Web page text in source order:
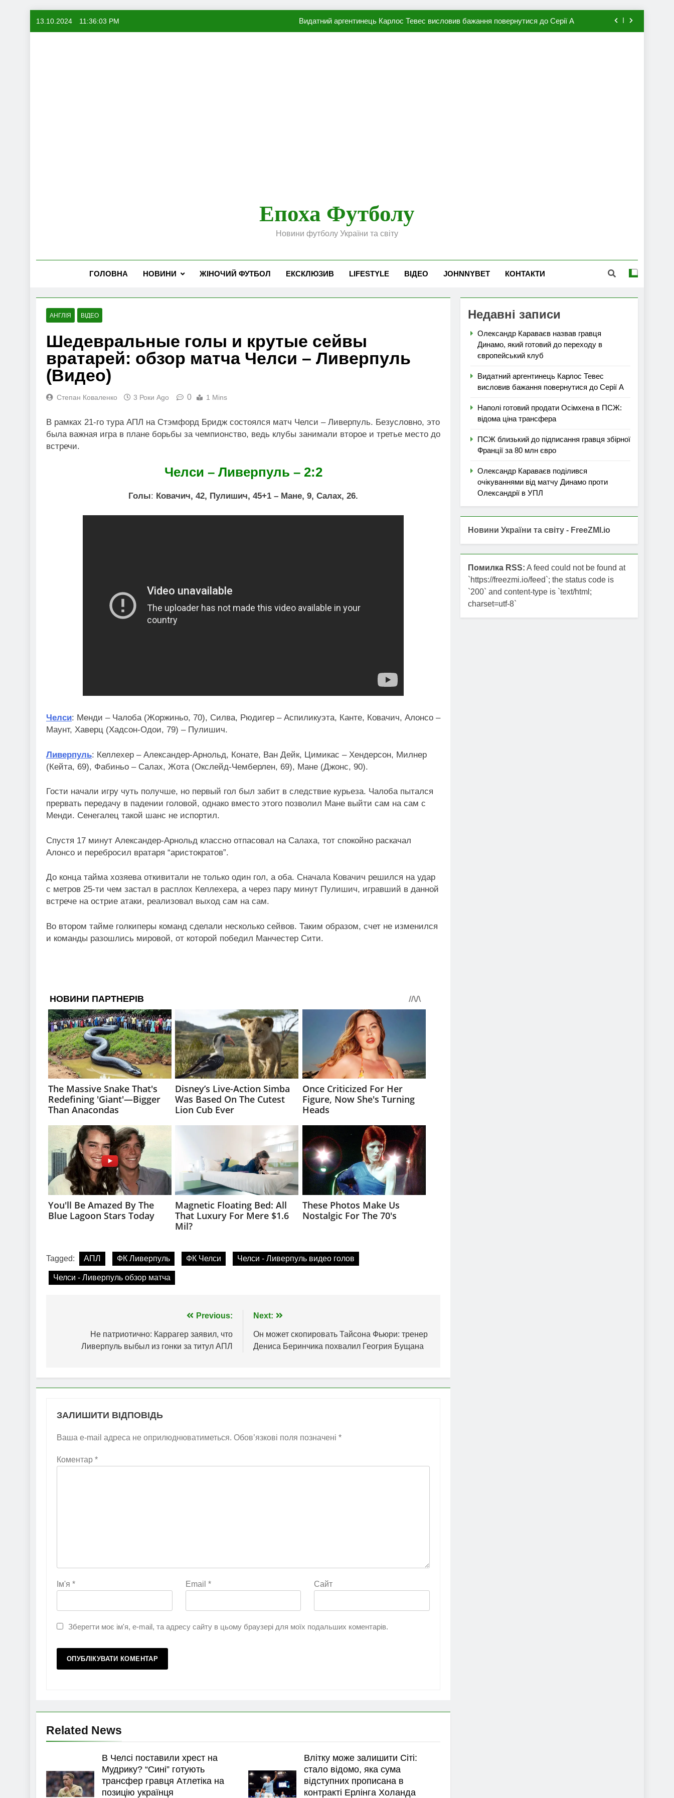
13.10.2024 11:36:04 PM Видатний аргентинець Карлос Тевес висловив бажання повернутися до Серії А
Епоха Футболу
Новини футболу України та світу
ГОЛОВНА НОВИНИ ЖІНОЧИЙ ФУТБОЛ ЕКСКЛЮЗИВ LIFESTYLE ВІДЕО JOHNNYBET КОНТАКТИ
АНГЛІЯ ВІДЕО
Шедевральные голы и крутые сейвы
вратарей: обзор матча Челси – Ливерпуль
(Видео)
Степан Коваленко 3 Роки Ago 0 1 Mins
В рамках 21-го тура АПЛ на Стэмфорд Бридж состоялся матч Челси – Ливерпуль. Безусловно, это
была важная игра в плане борьбы за чемпионство, ведь клубы занимали второе и третье место до
встречи.
Челси – Ливерпуль – 2:2
Голы: Ковачич, 42, Пулишич, 45+1 – Мане, 9, Салах, 26.
Челси: Менди – Чалоба (Жоржиньо, 70), Силва, Рюдигер – Аспиликуэта, Канте, Ковачич, Алонсо –
Маунт, Хаверц (Хадсон-Одои, 79) – Пулишич.
Ливерпуль: Келлехер – Александер-Арнольд, Конате, Ван Дейк, Цимикас – Хендерсон, Милнер
(Кейта, 69), Фабиньо – Салах, Жота (Окслейд-Чемберлен, 69), Мане (Джонс, 90).
Гости начали игру чуть получше, но первый гол был забит в следствие курьеза. Чалоба пытался
прервать передачу в падении головой, однако вместо этого позволил Мане выйти сам на сам с
Менди. Сенегалец такой шанс не испортил.
Спустя 17 минут Александер-Арнольд классно отпасовал на Салаха, тот спокойно раскачал
Алонсо и перебросил вратаря “аристократов”.
До конца тайма хозяева откивитали не только один гол, а оба. Сначала Ковачич решился на удар
с метров 25-ти чем застал в расплох Келлехера, а через пару минут Пулишич, игравший в данной
встрече на острие атаки, реализовал выход сам на сам.
Во втором тайме голкиперы команд сделали несколько сейвов. Таким образом, счет не изменился
и команды разошлись мировой, от которой победил Манчестер Сити.
Tagged: АПЛ ФК Ливерпуль ФК Челси Челси - Ливерпуль видео голов
Челси - Ливерпуль обзор матча
записів
Previous:
Не патриотично: Каррагер заявил, что
Ливерпуль выбыл из гонки за титул АПЛ
Next:
Он может скопировать Тайсона Фьюри: тренер
Дениса Беринчика похвалил Геогрия Бущана
ЗАЛИШИТИ ВІДПОВІДЬ
Ваша e-mail адреса не оприлюднюватиметься. Обов’язкові поля позначені *
Коментар *
Ім'я * Email * Сайт
Зберегти моє ім'я, e-mail, та адресу сайту в цьому браузері для моїх подальших коментарів.
Related News
В Челсі поставили хрест на
Мудрику? “Сині” готують
трансфер гравця Атлетіка на
позицію українця
Влітку може залишити Сіті:
стало відомо, яка сума
відступних прописана в
контракті Ерлінга Холанда
Недавні записи
Олександр Караваєв назвав гравця
Динамо, який готовий до переходу в
європейський клуб
Видатний аргентинець Карлос Тевес
висловив бажання повернутися до Серії А
Наполі готовий продати Осімхена в ПСЖ:
відома ціна трансфера
ПСЖ близький до підписання гравця збірної
Франції за 80 млн євро
Олександр Караваєв поділився
очікуваннями від матчу Динамо проти
Олександрії в УПЛ
Новини України та світу - FreeZMI.io
Помилка RSS: A feed could not be found at
`https://freezmi.io/feed`; the status code is
`200` and content-type is `text/html;
charset=utf-8`